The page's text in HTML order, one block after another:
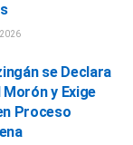
se Declara
Morón y Exige
Proceso